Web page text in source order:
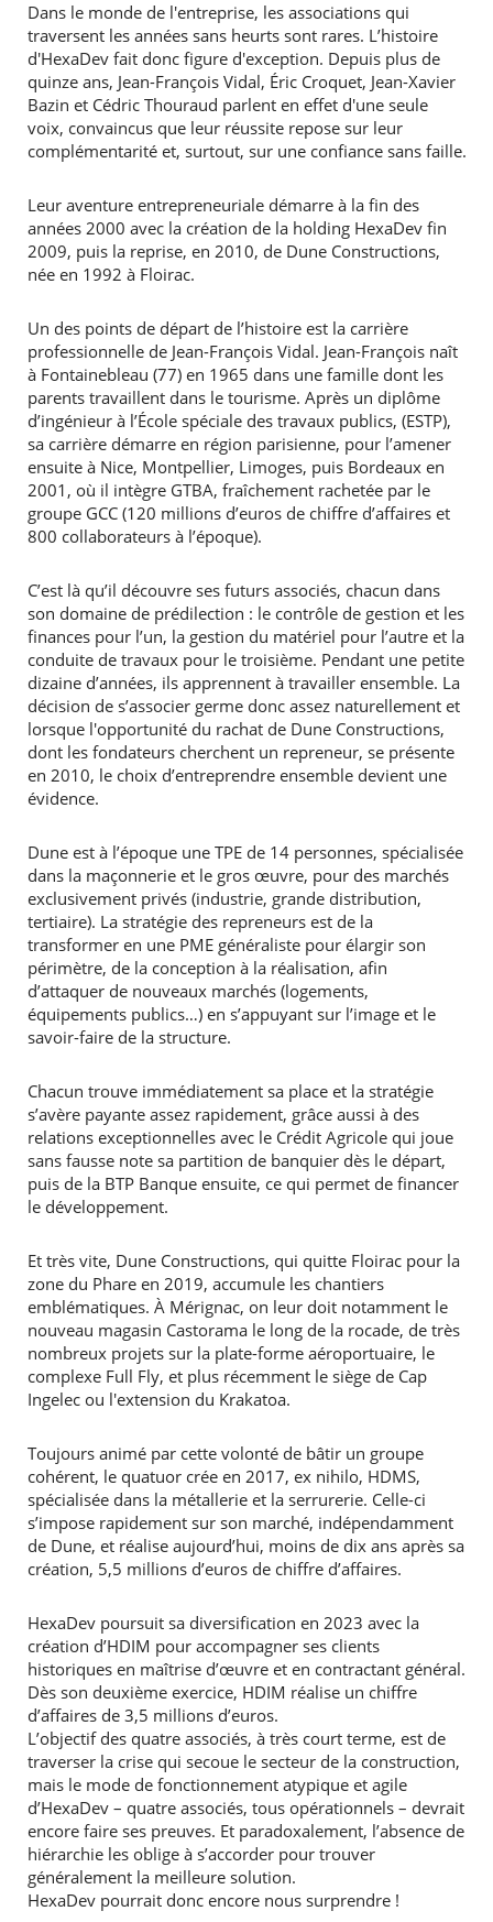
Dans le monde de l'entreprise, les associations qui
traversent les années sans heurts sont rares. L’histoire
d'HexaDev fait donc figure d'exception. Depuis plus de
quinze ans, Jean-François Vidal, Éric Croquet, Jean-Xavier
Bazin et Cédric Thouraud parlent en effet d'une seule
voix, convaincus que leur réussite repose sur leur
complémentarité et, surtout, sur une confiance sans faille.
Leur aventure entrepreneuriale démarre à la fin des
années 2000 avec la création de la holding HexaDev fin
2009, puis la reprise, en 2010, de Dune Constructions,
née en 1992 à Floirac.
Un des points de départ de l’histoire est la carrière
professionnelle de Jean-François Vidal. Jean-François naît
à Fontainebleau (77) en 1965 dans une famille dont les
parents travaillent dans le tourisme. Après un diplôme
d’ingénieur à l’École spéciale des travaux publics, (ESTP),
sa carrière démarre en région parisienne, pour l’amener
ensuite à Nice, Montpellier, Limoges, puis Bordeaux en
2001, où il intègre GTBA, fraîchement rachetée par le
groupe GCC (120 millions d’euros de chiffre d’affaires et
800 collaborateurs à l’époque).
C’est là qu’il découvre ses futurs associés, chacun dans
son domaine de prédilection : le contrôle de gestion et les
finances pour l’un, la gestion du matériel pour l’autre et la
conduite de travaux pour le troisième. Pendant une petite
dizaine d’années, ils apprennent à travailler ensemble. La
décision de s’associer germe donc assez naturellement et
lorsque l'opportunité du rachat de Dune Constructions,
dont les fondateurs cherchent un repreneur, se présente
en 2010, le choix d’entreprendre ensemble devient une
évidence.
Dune est à l’époque une TPE de 14 personnes, spécialisée
dans la maçonnerie et le gros œuvre, pour des marchés
exclusivement privés (industrie, grande distribution,
tertiaire). La stratégie des repreneurs est de la
transformer en une PME généraliste pour élargir son
périmètre, de la conception à la réalisation, afin
d’attaquer de nouveaux marchés (logements,
équipements publics…) en s’appuyant sur l’image et le
savoir-faire de la structure.
Chacun trouve immédiatement sa place et la stratégie
s’avère payante assez rapidement, grâce aussi à des
relations exceptionnelles avec le Crédit Agricole qui joue
sans fausse note sa partition de banquier dès le départ,
puis de la BTP Banque ensuite, ce qui permet de financer
le développement.
Et très vite, Dune Constructions, qui quitte Floirac pour la
zone du Phare en 2019, accumule les chantiers
emblématiques. À Mérignac, on leur doit notamment le
nouveau magasin Castorama le long de la rocade, de très
nombreux projets sur la plate-forme aéroportuaire, le
complexe Full Fly, et plus récemment le siège de Cap
Ingelec ou l'extension du Krakatoa.
Toujours animé par cette volonté de bâtir un groupe
cohérent, le quatuor crée en 2017, ex nihilo, HDMS,
spécialisée dans la métallerie et la serrurerie. Celle-ci
s’impose rapidement sur son marché, indépendamment
de Dune, et réalise aujourd’hui, moins de dix ans après sa
création, 5,5 millions d’euros de chiffre d’affaires.
HexaDev poursuit sa diversification en 2023 avec la
création d’HDIM pour accompagner ses clients
historiques en maîtrise d’œuvre et en contractant général.
Dès son deuxième exercice, HDIM réalise un chiffre
d’affaires de 3,5 millions d’euros.
L’objectif des quatre associés, à très court terme, est de
traverser la crise qui secoue le secteur de la construction,
mais le mode de fonctionnement atypique et agile
d’HexaDev – quatre associés, tous opérationnels – devrait
encore faire ses preuves. Et paradoxalement, l’absence de
hiérarchie les oblige à s’accorder pour trouver
généralement la meilleure solution.
HexaDev pourrait donc encore nous surprendre !